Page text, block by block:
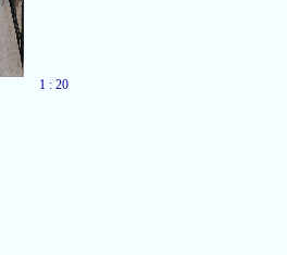
1 : 20